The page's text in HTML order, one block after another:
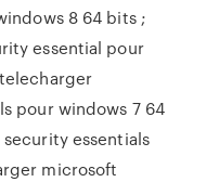
8 64 bits ;
essential pour
pour windows 7 64
essentials
microsoft